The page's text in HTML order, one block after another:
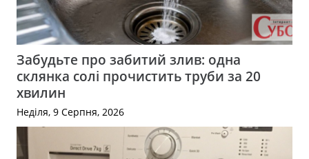
Забудьте про забитий злив: одна
склянка солі прочистить труби за 20
хвилин
Неділя, 9 Серпня, 2026